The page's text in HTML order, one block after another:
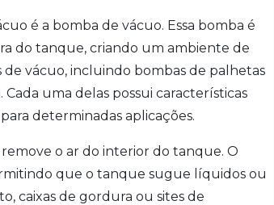
é a bomba de vácuo. Essa bomba é
do tanque, criando um ambiente de
de vácuo, incluindo bombas de palhetas
uma delas possui características
determinadas aplicações.
o ar do interior do tanque. O
que o tanque sugue líquidos ou
caixas de gordura ou sites de